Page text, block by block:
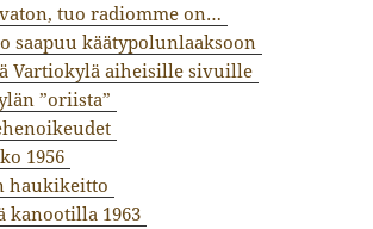
tuo radiomme on…
saapuu käätypolunlaaksoon
Vartiokylä aiheisille sivuille
”oriista”
1956
haukikeitto
kanootilla 1963